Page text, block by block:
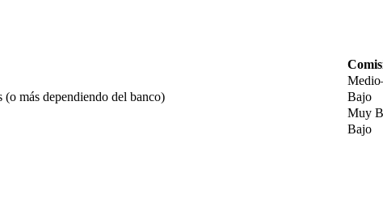
(o más dependiendo del banco) Bajo
Muy
Bajo